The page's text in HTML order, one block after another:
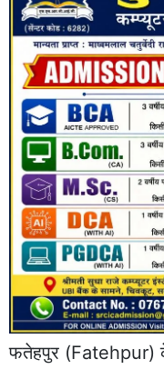
फतेहपुर (Fatehpur)